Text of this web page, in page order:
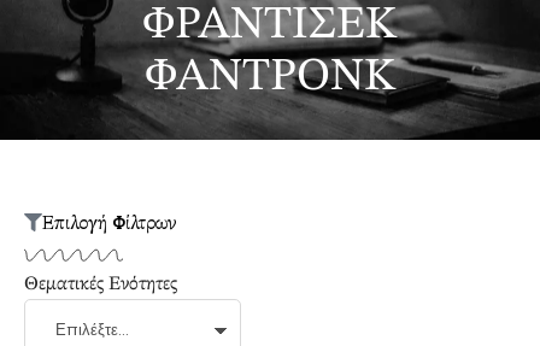
ΦΡΑΝΤΙΣΕΚ
ΦΑΝΤΡΟΝΚ
Επιλογή Φίλτρων
Θεματικές Ενότητες